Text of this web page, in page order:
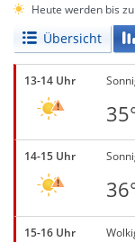
Heute werden bis
Übersicht
13-14 Uhr
14-15 Uhr
15-16 Uhr